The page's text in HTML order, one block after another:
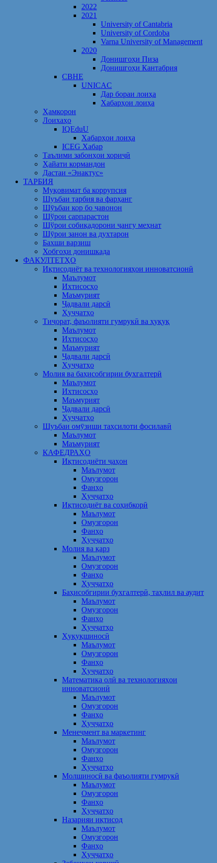
2022
2021
University of Cantabria
University of Cordoba
Varna University of Management
2020
Донишгоҳи Пиза
Донишгоҳи Кантабрия
CBHE
UNICAC
Дар бораи лоиҳа
Хабарҳои лоиҳа
Ҳамкорон
Лоихаҳо
IQEduU
Хабарҳои лоиҳа
ICEG Хабар
Таълими забонҳои хориҷӣ
Ҳайати кормандон
Дастаи «Энактус»
ТАРБИЯ
Муқовимат ба коррупсия
Шуъбаи тарбия ва фарҳанг
Шӯъбаи кор бо ҷавонон
Шўрои сарпарастон
Шўрои собиқадорони ҷангу меҳнат
Шӯрои занон ва духтарон
Бахши варзиш
Хобгоҳи донишкада
ФАКУЛТЕТҲО
Иқтисодиёт ва технологияҳои инноватсионӣ
Маълумот
Ихтисосҳо
Маъмурият
Ҷадвали дарсӣ
Ҳуҷҷатҳо
Тиҷорат, фаъолияти гумрукӣ ва ҳуқуқ
Маълумот
Ихтисосҳо
Маъмурият
Ҷадвали дарсӣ
Ҳуҷҷатҳо
Молия ва баҳисобгирии бухгалтерӣ
Маълумот
Ихтисосҳо
Маъмурият
Ҷадвали дарсӣ
Ҳуҷҷатҳо
Шуъбаи омӯзиши таҳсилоти фосилавӣ
Маълумот
Маъмурият
КАФЕДРАҲО
Иқтисодиёти ҷаҳон
Маълумот
Омузгорон
Фанҳо
Ҳуҷҷатҳо
Иқтисодиёт ва соҳибкорӣ
Маълумот
Омузгорон
Фанҳо
Ҳуҷҷатҳо
Молия ва қарз
Маълумот
Омузгорон
Фанҳо
Ҳуҷҷатҳо
Баҳисобгирии бухгалтерӣ, таҳлил ва аудит
Маълумот
Омузгорон
Фанҳо
Ҳуҷҷатҳо
Ҳуқуқшиносӣ
Маълумот
Омузгорон
Фанҳо
Ҳуҷҷатҳо
Математика олӣ ва технологияҳои
инноватсионӣ
Маълумот
Омузгорон
Фанҳо
Ҳуҷҷатҳо
Менеҷмент ва маркетинг
Маълумот
Омузгорон
Фанҳо
Ҳуҷҷатҳо
Молшиносӣ ва фаъолияти гумрукӣ
Маълумот
Омузгорон
Фанҳо
Ҳуҷҷатҳо
Назарияи иқтисод
Маълумот
Омузгорон
Фанҳо
Ҳуҷҷатҳо